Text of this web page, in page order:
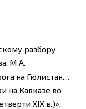
разбору
М.А.
на Гюлистан…
на Кавказе во
XIX в.)»,